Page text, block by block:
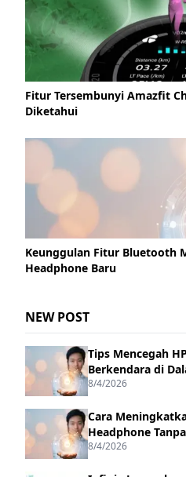
Fitur Tersembunyi Amazfit
Diketahui
Keunggulan Fitur Bluetooth
Headphone Baru
NEW POST
Tips Mencegah
Berkendara di
8/4/2026
Cara
Headphone
8/4/2026